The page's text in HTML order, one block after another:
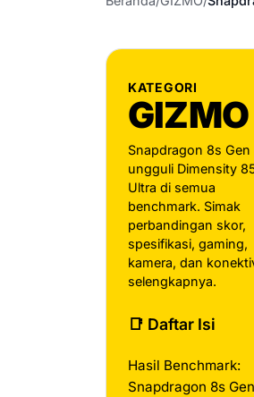
KATEGORI
GIZMO
Snapdragon 8s Gen
ungguli Dimensity
Ultra di semua
benchmark. Simak
perbandingan skor,
spesifikasi, gaming,
kamera, dan
selengkapnya.
📑 Daftar Isi
Hasil Benchmark:
Snapdragon 8s